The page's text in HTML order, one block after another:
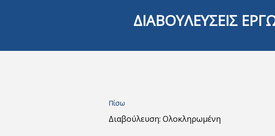
ΔΙΑΒΟΥΛΕΥΣΕΙΣ
Πίσω
Διαβούλευση: Ολοκληρωμένη